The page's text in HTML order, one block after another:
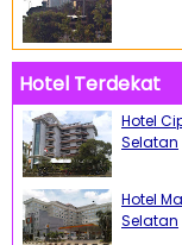
Hotel Terdekat
Hotel
Selatan
Hotel
Selatan